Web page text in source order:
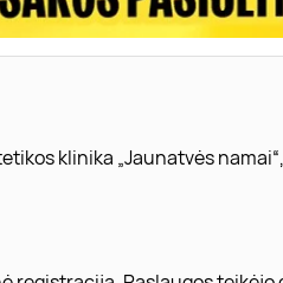
klinika „Jaunatvės